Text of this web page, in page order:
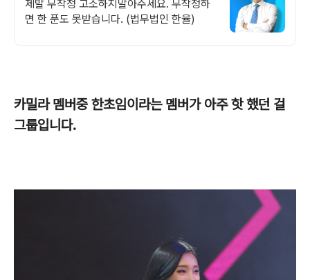
제발 무작정 고소하지말아주세요. 무작정하
면 한 푼도 못받습니다. (법무법인 한율)
카밀라 멤버중 한초임이라는 멤버가 아주 핫 했던 걸
그룹입니다.